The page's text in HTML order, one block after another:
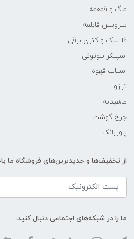
ماگ و قمقمه
سرویس قابلمه
فلاسک و کتری برقی
اسپیکر بلوتوثی
اسیاب قهوه
ترازو
ماهیتابه
چرخ گوشت
پاوربانک
از تخفیف‌ها و جدیدترین‌های فروشگاه ما
ما را در شبکه‌های اجتماعی دنبال کنید: